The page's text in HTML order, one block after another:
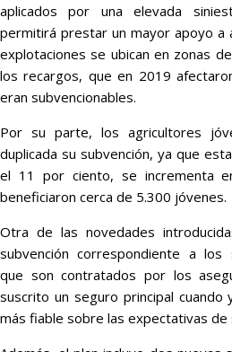
aplicados por una elevada
permitirá prestar un mayor apoyo a
explotaciones se ubican en zonas
los recargos, que en 2019
eran subvencionables.
Por su parte, los agricultores
duplicada su subvención, ya que
el 11 por ciento, se incrementa
beneficiaron cerca de 5.300 jóvenes.
Otra de las novedades
subvención correspondiente a los
que son contratados por los
suscrito un seguro principal cuando
más fiable sobre las expectativas de